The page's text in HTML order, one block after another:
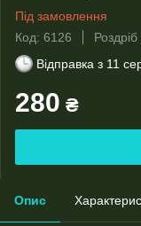
Під замовлення
Код: 6126
Роздріб
Відправка з 11
280 ₴
Опис